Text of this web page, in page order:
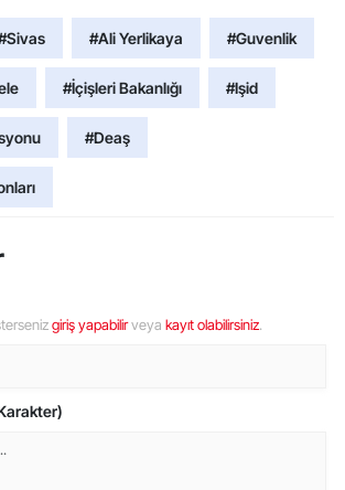
#Ali Yerlikaya #Guvenlik
#İçişleri Bakanlığı #Işid
#Deaş
giriş yapabilirveya kayıt olabilirsiniz.